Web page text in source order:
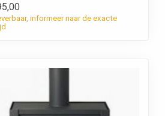
informeer naar de exacte